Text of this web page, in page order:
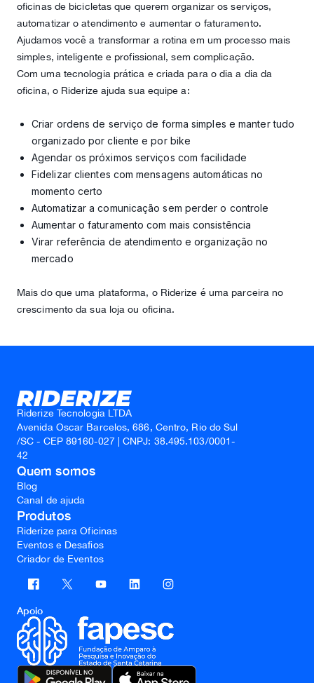
oficinas de bicicletas que querem organizar os serviços,
automatizar o atendimento e aumentar o faturamento.
Ajudamos você a transformar a rotina em um processo mais
simples, inteligente e profissional, sem complicação.
Com uma tecnologia prática e criada para o dia a dia da
oficina, o Riderize ajuda sua equipe a:
Criar ordens de serviço de forma simples e manter tudo
organizado por cliente e por bike
Agendar os próximos serviços com facilidade
Fidelizar clientes com mensagens automáticas no
momento certo
Automatizar a comunicação sem perder o controle
Aumentar o faturamento com mais consistência
Virar referência de atendimento e organização no
mercado
Mais do que uma plataforma, o Riderize é uma parceira no
crescimento da sua loja ou oficina.
Riderize Tecnologia LTDA
Avenida Oscar Barcelos, 686, Centro, Rio do Sul
/SC - CEP 89160-027 | CNPJ: 38.495.103/0001-
42
Quem somos
Blog
Canal de ajuda
Produtos
Riderize para Oficinas
Eventos e Desafios
Criador de Eventos
Apoio